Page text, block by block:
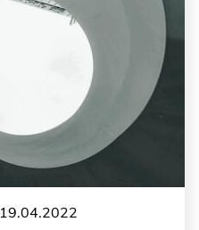
19.04.2022